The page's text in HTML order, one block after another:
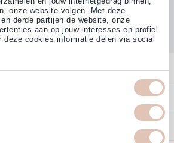
onze website volgen. Met deze
derde partijen de website, onze
aan op jouw interesses en profiel.
deze cookies informatie delen via social